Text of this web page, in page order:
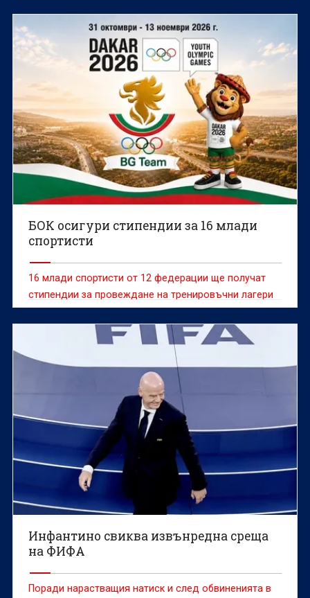
БОК осигури стипендии за 16 млади
спортисти
16 млади спортисти от 12 федерации ще получат
стипендии за провеждане на тренировъчни лагери
като част от програмата на МОК „Олимпийска
солидарност“.
Инфантино свиква извънредна среща
на ФИФА
Поради нарастващия натиск и след обвиненията в